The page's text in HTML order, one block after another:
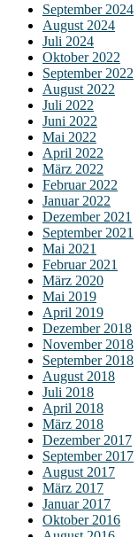
September 2024
August 2024
Juli 2024
Oktober 2022
September 2022
August 2022
Juli 2022
Juni 2022
Mai 2022
April 2022
März 2022
Februar 2022
Januar 2022
Dezember 2021
September 2021
Mai 2021
Februar 2021
März 2020
Mai 2019
April 2019
Dezember 2018
November 2018
September 2018
August 2018
Juli 2018
April 2018
März 2018
Dezember 2017
September 2017
August 2017
März 2017
Januar 2017
Oktober 2016